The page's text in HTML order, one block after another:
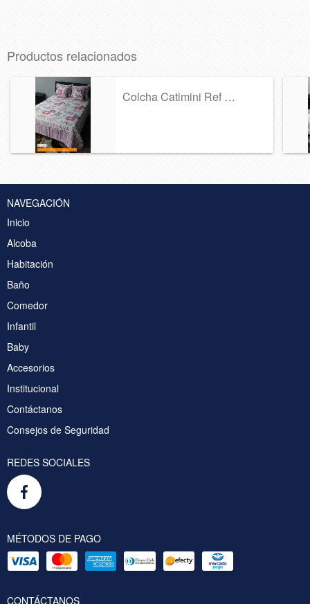
Productos relacionados
Colcha Catimini Ref 361
NAVEGACIÓN
Inicio
Alcoba
Habitación
Baño
Comedor
Infantil
Baby
Accesorios
Institucional
Contáctanos
Consejos de Seguridad
REDES SOCIALES
MÉTODOS DE PAGO
CONTÁCTANOS